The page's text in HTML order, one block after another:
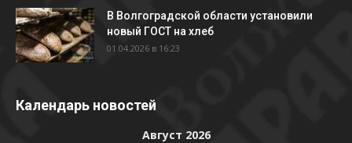
В Волгоградской области установили
новый ГОСТ на хлеб
01.04.2026 в 16:23
Календарь новостей
Август 2026